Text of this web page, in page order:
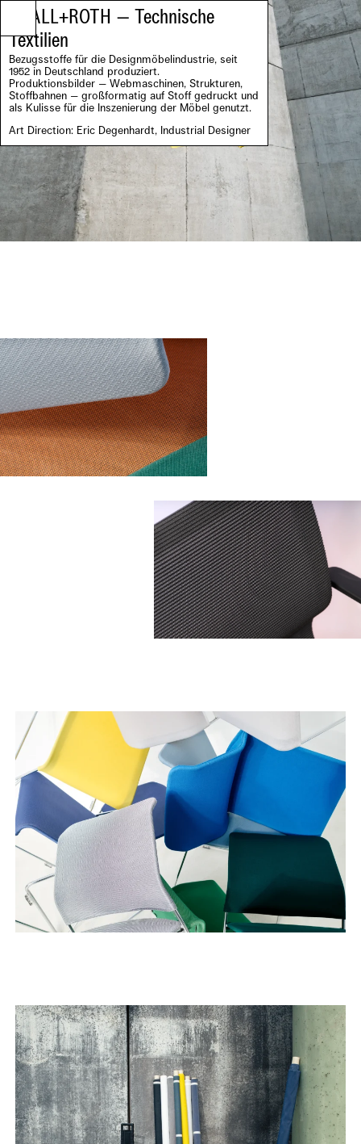
KRALL+ROTH — Technische
Textilien
Bezugsstoffe für die Designmöbelindustrie, seit
1952 in Deutschland produziert.
Produktionsbilder — Webmaschinen, Strukturen,
Stoffbahnen — großformatig auf Stoff gedruckt und
als Kulisse für die Inszenierung der Möbel genutzt.
Art Direction: Eric Degenhardt, Industrial Designer